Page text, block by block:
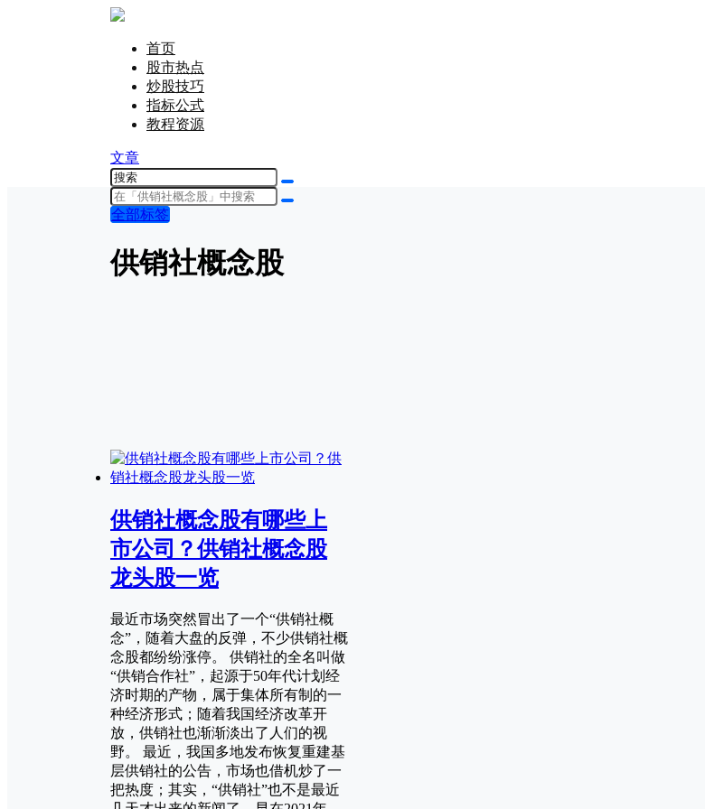
首页
股市热点
炒股技巧
指标公式
教程资源
文章
全部标签
供销社概念股
供销社概念股有哪些上
市公司？供销社概念股
龙头股一览
最近市场突然冒出了一个“供销社概
念”，随着大盘的反弹，不少供销社概
念股都纷纷涨停。 供销社的全名叫做
“供销合作社”，起源于50年代计划经
济时期的产物，属于集体所有制的一
种经济形式；随着我国经济改革开
放，供销社也渐渐淡出了人们的视
野。 最近，我国多地发布恢复重建基
层供销社的公告，市场也借机炒了一
把热度；其实，“供销社”也不是最近